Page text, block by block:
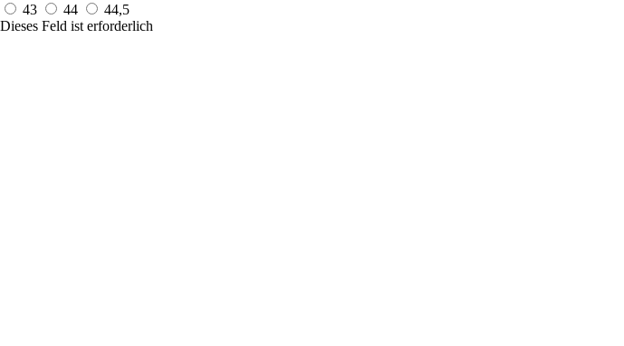
43
44
44,5
Dieses Feld ist erforderlich